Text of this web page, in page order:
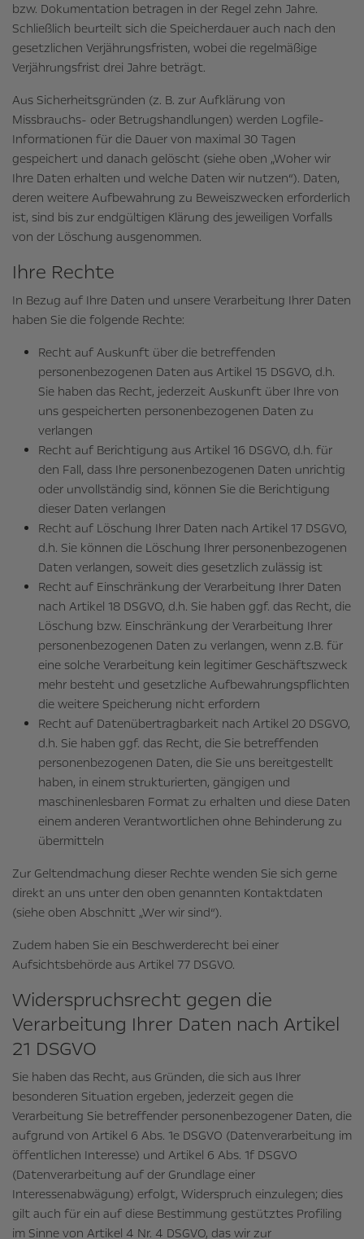
bzw. Dokumentation betragen in der Regel zehn Jahre.
Schließlich beurteilt sich die Speicherdauer auch nach den
gesetzlichen Verjährungsfristen, wobei die regelmäßige
Verjährungsfrist drei Jahre beträgt.
Aus Sicherheitsgründen (z. B. zur Aufklärung von
Missbrauchs- oder Betrugshandlungen) werden Logfile-
Informationen für die Dauer von maximal 30 Tagen
gespeichert und danach gelöscht (siehe oben „Woher wir
Ihre Daten erhalten und welche Daten wir nutzen“). Daten,
deren weitere Aufbewahrung zu Beweiszwecken erforderlich
ist, sind bis zur endgültigen Klärung des jeweiligen Vorfalls
von der Löschung ausgenommen.
Ihre Rechte
In Bezug auf Ihre Daten und unsere Verarbeitung Ihrer Daten
haben Sie die folgende Rechte:
Recht auf Auskunft über die betreffenden
personenbezogenen Daten aus Artikel 15 DSGVO, d.h.
Sie haben das Recht, jederzeit Auskunft über Ihre von
uns gespeicherten personenbezogenen Daten zu
verlangen
Recht auf Berichtigung aus Artikel 16 DSGVO, d.h. für
den Fall, dass Ihre personenbezogenen Daten unrichtig
oder unvollständig sind, können Sie die Berichtigung
dieser Daten verlangen
Recht auf Löschung Ihrer Daten nach Artikel 17 DSGVO,
d.h. Sie können die Löschung Ihrer personenbezogenen
Daten verlangen, soweit dies gesetzlich zulässig ist
Recht auf Einschränkung der Verarbeitung Ihrer Daten
nach Artikel 18 DSGVO, d.h. Sie haben ggf. das Recht, die
Löschung bzw. Einschränkung der Verarbeitung Ihrer
personenbezogenen Daten zu verlangen, wenn z.B. für
eine solche Verarbeitung kein legitimer Geschäftszweck
mehr besteht und gesetzliche Aufbewahrungspflichten
die weitere Speicherung nicht erfordern
Recht auf Datenübertragbarkeit nach Artikel 20 DSGVO,
d.h. Sie haben ggf. das Recht, die Sie betreffenden
personenbezogenen Daten, die Sie uns bereitgestellt
haben, in einem strukturierten, gängigen und
maschinenlesbaren Format zu erhalten und diese Daten
einem anderen Verantwortlichen ohne Behinderung zu
übermitteln
Zur Geltendmachung dieser Rechte wenden Sie sich gerne
direkt an uns unter den oben genannten Kontaktdaten
(siehe oben Abschnitt „Wer wir sind“).
Zudem haben Sie ein Beschwerderecht bei einer
Aufsichtsbehörde aus Artikel 77 DSGVO.
Widerspruchsrecht gegen die
Verarbeitung Ihrer Daten nach Artikel
21 DSGVO
Sie haben das Recht, aus Gründen, die sich aus Ihrer
besonderen Situation ergeben, jederzeit gegen die
Verarbeitung Sie betreffender personenbezogener Daten, die
aufgrund von Artikel 6 Abs. 1e DSGVO (Datenverarbeitung im
öffentlichen Interesse) und Artikel 6 Abs. 1f DSGVO
(Datenverarbeitung auf der Grundlage einer
Interessenabwägung) erfolgt, Widerspruch einzulegen; dies
gilt auch für ein auf diese Bestimmung gestütztes Profiling
im Sinne von Artikel 4 Nr. 4 DSGVO, das wir zur